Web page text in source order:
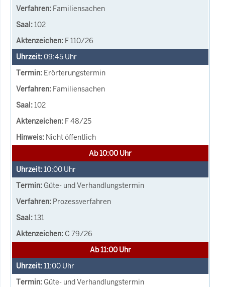
Familiensachen
102
F 110/26
09:45 Uhr
Erörterungstermin
Familiensachen
102
F 48/25
Nicht öffentlich
Ab 10:00 Uhr
10:00 Uhr
Güte- und Verhandlungstermin
Prozessverfahren
131
C 79/26
Ab 11:00 Uhr
11:00 Uhr
Güte- und Verhandlungstermin